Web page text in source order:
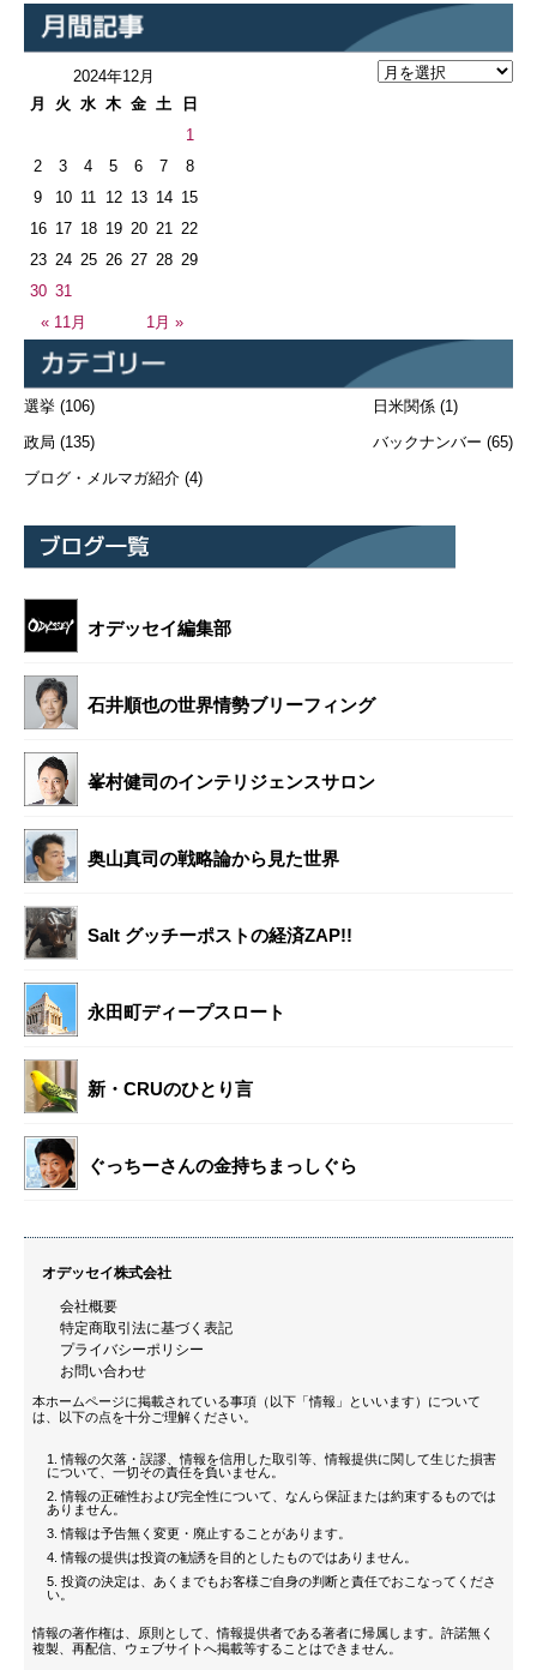
2024年12月
月
火 水 木 金 土 日
« 11月 1月 »
1
2
3 4 5 6 7
8
9
10 11 12 13 14 15
16 17 18 19 20 21 22
23 24 25 26 27 28 29
30 31
選挙 (106)
政局 (135)
ブログ・メルマガ紹介 (4)
日米関係 (1)
バックナンバー (65)
オデッセイ編集部
石井順也の世界情勢ブリーフィング
峯村健司のインテリジェンスサロン
奥山真司の戦略論から見た世界
Salt グッチーポストの経済ZAP!!
永田町ディープスロート
新・CRUのひとり言
ぐっちーさんの金持ちまっしぐら
オデッセイ株式会社
会社概要
特定商取引法に基づく表記
プライバシーポリシー
お問い合わせ
本ホームページに掲載されている事項（以下「情報」といいます）について
は、以下の点を十分ご理解ください。
情報の欠落・誤謬、情報を信用した取引等、情報提供に関して生じた損害
について、一切その責任を負いません。
情報の正確性および完全性について、なんら保証または約束するものでは
ありません。
情報は予告無く変更・廃止することがあります。
情報の提供は投資の勧誘を目的としたものではありません。
投資の決定は、あくまでもお客様ご自身の判断と責任でおこなってくださ
い。
情報の著作権は、原則として、情報提供者である著者に帰属します。許諾無く
複製、再配信、ウェブサイトへ掲載等することはできません。